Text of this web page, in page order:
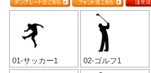
01-サッカー1 02-ゴルフ1